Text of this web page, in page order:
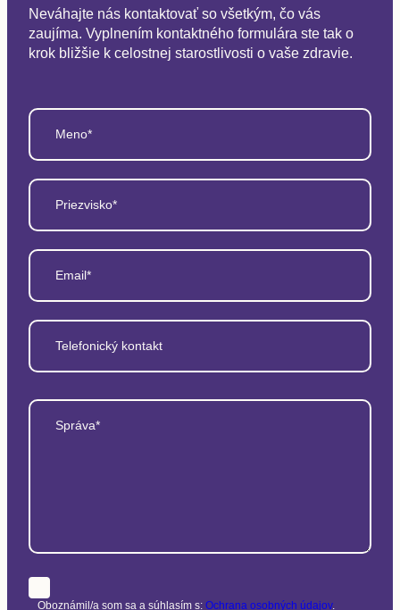
Neváhajte nás kontaktovať so všetkým, čo vás
zaujíma. Vyplnením kontaktného formulára ste tak o
krok bližšie k celostnej starostlivosti o vaše zdravie.
Meno*
Priezvisko*
Email*
Telefonický kontakt
Správa*
Oboznámil/a som sa a súhlasím s: Ochrana osobných údajov.